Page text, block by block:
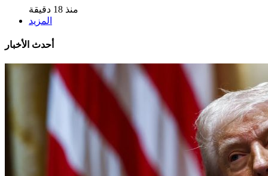
منذ 18 دقيقة
المزيد
أحدث الأخبار